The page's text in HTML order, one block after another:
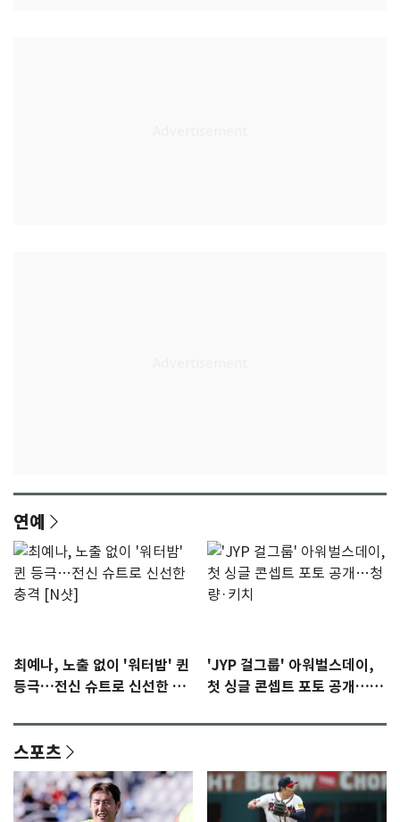
연예
최예나, 노출 없이 '워터밤' 퀸
등극…전신 슈트로 신선한 충
'JYP 걸그룹' 아워벌스데이,
첫 싱글 콘셉트 포토 공개…청
스포츠